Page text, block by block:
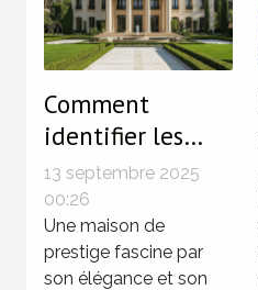
Comment
identifier les
caractéristiques
d'une maison de
prestige ?
13 septembre 2025
00:26
Une maison de
prestige fascine par
son élégance et son